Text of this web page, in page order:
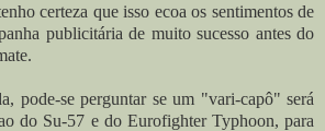
certeza que isso ecoa os sentimentos de
publicitária de muito sucesso antes do
pode-se perguntar se um "vari-capô" será
do Su-57 e do Eurofighter Typhoon, para